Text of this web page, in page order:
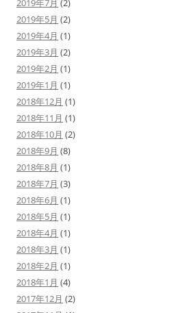
2019年7月 (2)
2019年5月 (2)
2019年4月 (1)
2019年3月 (2)
2019年2月 (1)
2019年1月 (1)
2018年12月 (1)
2018年11月 (1)
2018年10月 (2)
2018年9月 (8)
2018年8月 (1)
2018年7月 (3)
2018年6月 (1)
2018年5月 (1)
2018年4月 (1)
2018年3月 (1)
2018年2月 (1)
2018年1月 (4)
2017年12月 (2)